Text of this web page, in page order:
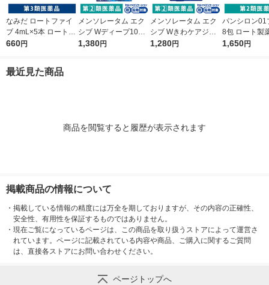
なみだ ロートファイ
ブ 4mL×5本 ロート製
薬 目薬 乾き目 疲れ目
660円
メンソレータム エク
シブ Wディープ10ク
リーム ロート製薬★
1,380円
メンソレータム エク
シブ Wきわケアジェ
ル 15g ロート製薬 ★
1,280円
パンシロン01
8包 ロート製
すぎ・飲みす
1,650円
最近見た商品
商品を閲覧すると履歴が表示されます
掲載商品の情報について
・ 掲載している情報の精度には万全を期しておりますが、その内容の正確性、
安全性、有用性を保証するものではありません。
・ 現在ご覧になっているページは、この商品を取り扱うストアによって運営さ
れています。ページに記載されている内容や商品、ご購入に関するご質問
は、直接各ストアにお問い合わせください。
ページトップへ